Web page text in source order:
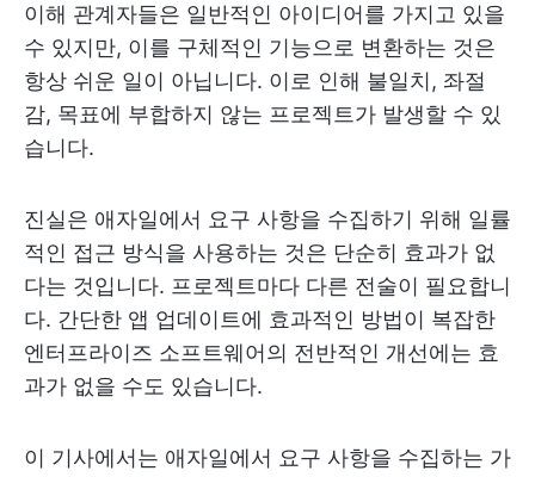
이해 관계자들은 일반적인 아이디어를 가지고 있을
수 있지만, 이를 구체적인 기능으로 변환하는 것은
항상 쉬운 일이 아닙니다. 이로 인해 불일치, 좌절
감, 목표에 부합하지 않는 프로젝트가 발생할 수 있
습니다.
진실은 애자일에서 요구 사항을 수집하기 위해 일률
적인 접근 방식을 사용하는 것은 단순히 효과가 없
다는 것입니다. 프로젝트마다 다른 전술이 필요합니
다. 간단한 앱 업데이트에 효과적인 방법이 복잡한
엔터프라이즈 소프트웨어의 전반적인 개선에는 효
과가 없을 수도 있습니다.
이 기사에서는 애자일에서 요구 사항을 수집하는 가